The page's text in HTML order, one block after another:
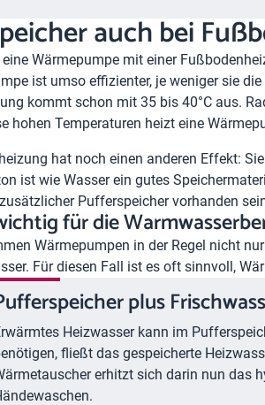
auch bei
eineWärmepumpe mit einer
ist umso effizienter, je weniger sie
kommt schon mit 35 bis 40°C aus.
hohen Temperaturen heizt eine
hat noch einen anderen Effekt:
ist wie Wasser ein gutes
Pufferspeicher vorhanden
für die
Wärmepumpen in der Regel nicht
Für diesen Fall ist es oft sinnvoll,
plus
Heizwasser kann im
fließt das gespeicherte
erhitzt sich darin nun das